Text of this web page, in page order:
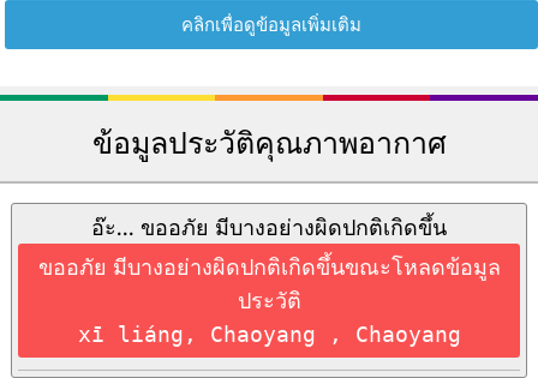
คลิกเพื่อดูข้อมูลเพิ่มเติม
ข้อมูลประวัติคุณภาพอากาศ
อ๊ะ... ขออภัย มีบางอย่างผิดปกติเกิดขึ้น
ขออภัย มีบางอย่างผิดปกติเกิดขึ้นขณะโหลดข้อมูล
ประวัติ
xī liáng, Chaoyang , Chaoyang